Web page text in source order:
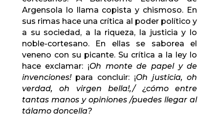
Argensola lo llama copista y chismoso. En
sus rimas hace una crítica al poder político y
a su sociedad, a la riqueza, la justicia y lo
noble-cortesano. En ellas se saborea el
veneno con su picante. Su crítica a la ley lo
hace exclamar: ¡Oh monte de papel y de
invenciones!para concluir: ¡Oh justicia, oh
verdad, oh virgen bella!,/ ¿cómo entre
tantas manos y opiniones /puedes llegar al
tálamo doncella?